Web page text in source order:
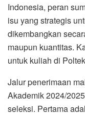
Indonesia, peran
isu yang strategis
dikembangkan
maupun kuantitas.
untuk kuliah di
Jalur penerimaan
Akademik 2024/
seleksi. Pertama